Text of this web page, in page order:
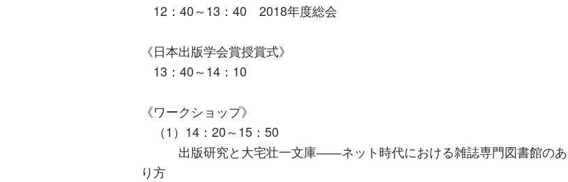
12：40～13：40 2018年度総会
《日本出版学会賞授賞式》
13：40～14：10
《ワークショップ》
（1）14：20～15：50
出版研究と大宅壮一文庫――ネット時代における雑誌専門図書館のあ
り方